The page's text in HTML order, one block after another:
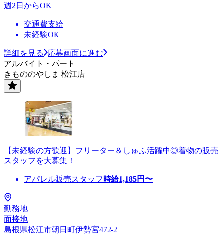
週2日からOK
交通費支給
未経験OK
詳細を見る
応募画面に進む
アルバイト・パート
きもののやしま 松江店
【未経験の方歓迎】フリーター＆しゅふ活躍中◎着物の販売
スタッフを大募集！
アパレル販売スタッフ 時給1,185円〜
勤務地
面接地
島根県松江市朝日町伊勢宮472-2